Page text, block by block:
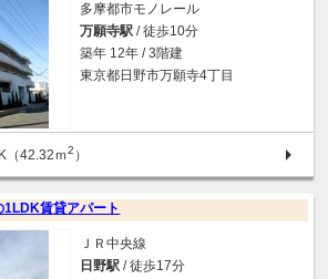
多摩都市モノレール
万願寺駅 / 徒歩10分
築年 12年 / 3階建
東京都日野市万願寺4丁目
（42.32ｍ2 ）
1LDK賃貸アパート
ＪＲ中央線
日野駅 / 徒歩17分